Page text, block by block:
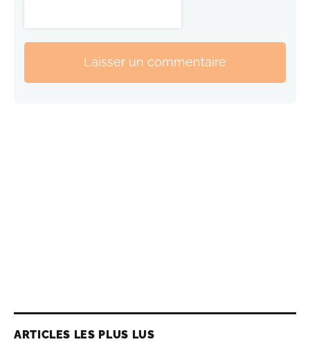
Laisser un commentaire
ARTICLES LES PLUS LUS